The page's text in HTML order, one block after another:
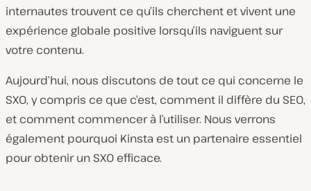
internautes trouvent ce qu’ils cherchent et vivent une
expérience globale positive lorsqu’ils naviguent sur
votre contenu.
Aujourd’hui, nous discutons de tout ce qui concerne le
SXO, y compris ce que c’est, comment il diffère du SEO,
et comment commencer à l’utiliser. Nous verrons
également pourquoi Kinsta est un partenaire essentiel
pour obtenir un SXO efficace.